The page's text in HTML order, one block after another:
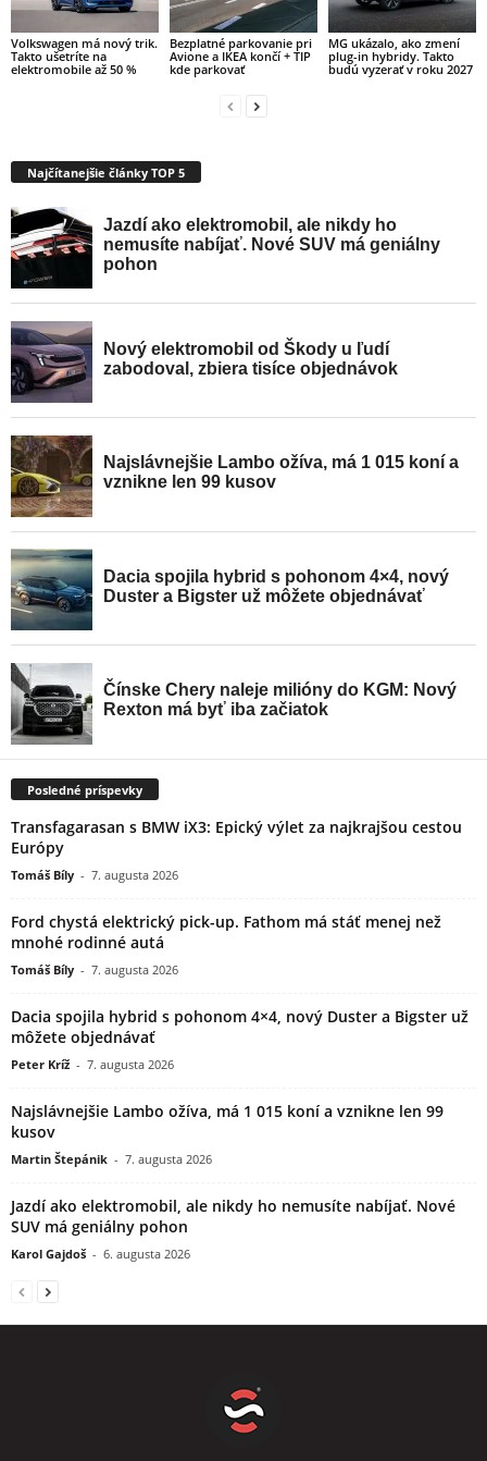
Volkswagen má nový trik.
Takto ušetríte na
elektromobile až 50 %
Bezplatné parkovanie pri
Avione a IKEA končí + TIP
kde parkovať
MG ukázalo, ako zmení
plug-in hybridy. Takto
budú vyzerať v roku 2027
Najčítanejšie články TOP 5
Posledné príspevky
Transfagarasan s BMW iX3: Epický výlet za najkrajšou cestou
Európy
Tomáš Bíly - 7. augusta 2026
Ford chystá elektrický pick-up. Fathom má stáť menej než
mnohé rodinné autá
Tomáš Bíly - 7. augusta 2026
Dacia spojila hybrid s pohonom 4×4, nový Duster a Bigster už
môžete objednávať
Peter Kríž - 7. augusta 2026
Najslávnejšie Lambo ožíva, má 1 015 koní a vznikne len 99
kusov
Martin Štepánik - 7. augusta 2026
Jazdí ako elektromobil, ale nikdy ho nemusíte nabíjať. Nové
SUV má geniálny pohon
Karol Gajdoš - 6. augusta 2026